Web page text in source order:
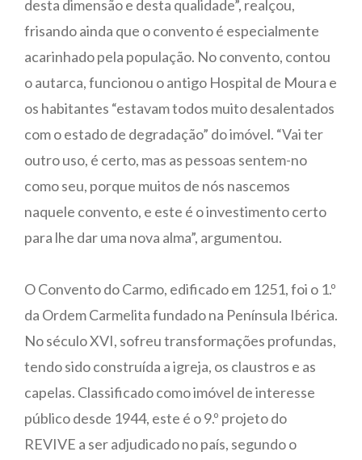
desta dimensão e desta qualidade”, realçou,
frisando ainda que o convento é especialmente
acarinhado pela população. No convento, contou
o autarca, funcionou o antigo Hospital de Moura e
os habitantes “estavam todos muito desalentados
com o estado de degradação” do imóvel. “Vai ter
outro uso, é certo, mas as pessoas sentem-no
como seu, porque muitos de nós nascemos
naquele convento, e este é o investimento certo
para lhe dar uma nova alma”, argumentou.
O Convento do Carmo, edificado em 1251, foi o 1.º
da Ordem Carmelita fundado na Península Ibérica.
No século XVI, sofreu transformações profundas,
tendo sido construída a igreja, os claustros e as
capelas. Classificado como imóvel de interesse
público desde 1944, este é o 9.º projeto do
REVIVE a ser adjudicado no país, segundo o